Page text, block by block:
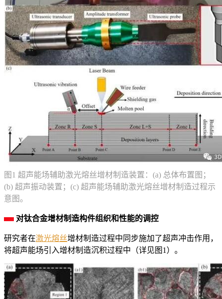
图1 超声能场辅助激光熔丝增材制造装置：(a) 总体布置图；
(b) 超声振动装置；(c) 超声能场辅助激光熔丝增材制造过程示
意图。
对钛合金增材制造构件组织和性能的调控
研究者在激光熔丝增材制造过程中同步施加了超声冲击作用，
将超声能场引入增材制造沉积过程中（详见图1）。